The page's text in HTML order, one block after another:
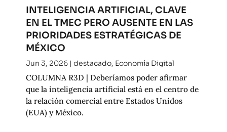
INTELIGENCIA ARTIFICIAL, CLAVE
EN EL TMEC PERO AUSENTE EN LAS
PRIORIDADES ESTRATÉGICAS DE
MÉXICO
Jun 3, 2026| destacado, Economía Digital
COLUMNA R3D | Deberíamos poder afirmar
que la inteligencia artificial está en el centro de
la relación comercial entre Estados Unidos
(EUA) y México.